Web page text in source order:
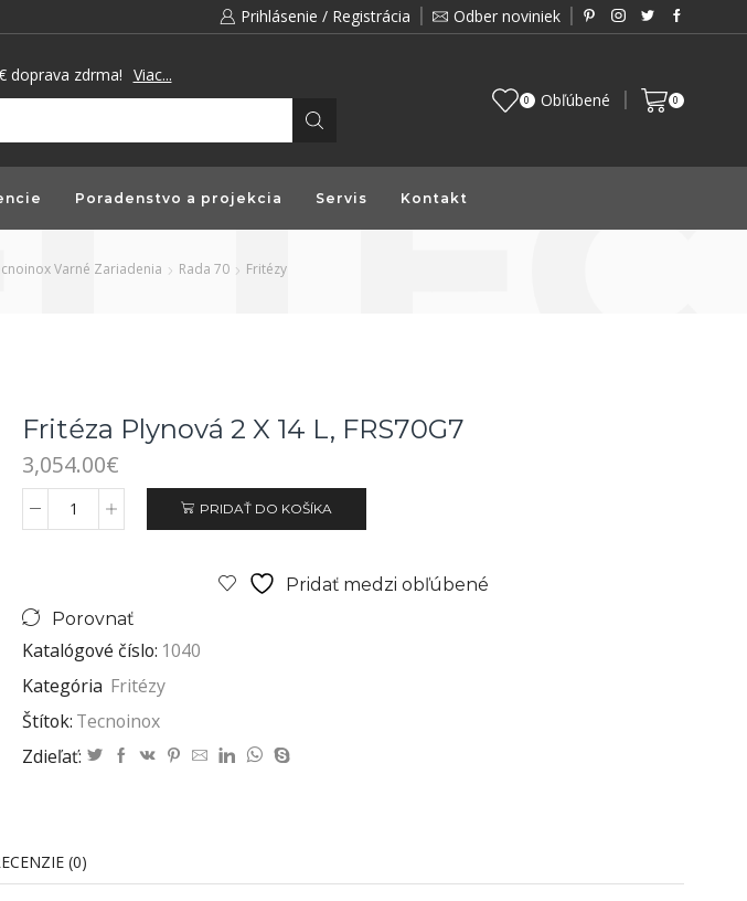
Prihlásenie / Registrácia Odber noviniek
doprava zdrma! Viac...
0 Obľúbené 0
Poradenstvo a projekcia Servis Kontakt
Varné Zariadenia Rada 70 Fritézy
Fritéza Plynová 2 X 14 L, FRS70G7
3,054.00€
PRIDAŤ DO KOŠÍKA
Pridať medzi obľúbené
Porovnať
Katalógové číslo: 1040
Kategória Fritézy
Štítok: Tecnoinox
Zdieľať:
(0)